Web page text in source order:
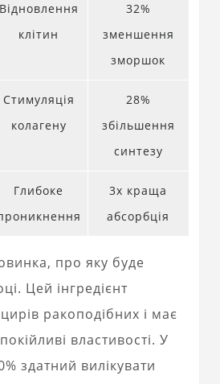
Відновлення
клітин
32%
зменшення
зморшок
Стимуляція
колагену
28%
збільшення
синтезу
Глибоке
3x краща
абсорбція
про яку буде
Цей інгредієнт
ракоподібних і має
властивості. У
здатний вилікувати